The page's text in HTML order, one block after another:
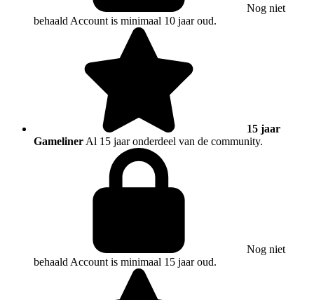
Nog niet
behaald Account is minimaal 10 jaar oud.
15 jaar
Gameliner Al 15 jaar onderdeel van de community.
Nog niet
behaald Account is minimaal 15 jaar oud.